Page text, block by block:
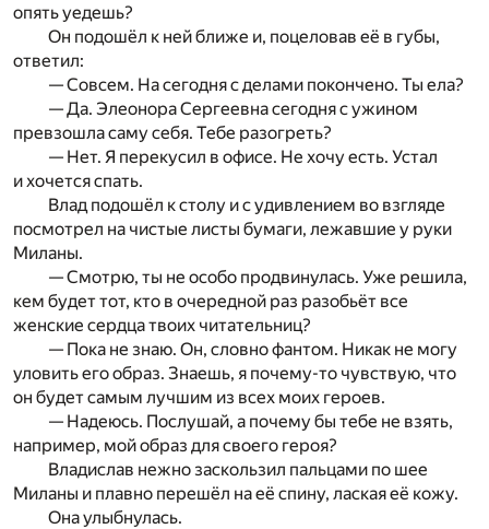
опять уедешь?
Он подошёл к ней ближе и, поцеловав её в губы,
ответил:
— Совсем. На сегодня с делами покончено. Ты ела?
— Да. Элеонора Сергеевна сегодня с ужином
превзошла саму себя. Тебе разогреть?
— Нет. Я перекусил в офисе. Не хочу есть. Устал
и хочется спать.
Влад подошёл к столу и с удивлением во взгляде
посмотрел на чистые листы бумаги, лежавшие у руки
Миланы.
— Смотрю, ты не особо продвинулась. Уже решила,
кем будет тот, кто в очередной раз разобьёт все
женские сердца твоих читательниц?
— Пока не знаю. Он, словно фантом. Никак не могу
уловить его образ. Знаешь, я почему-то чувствую, что
он будет самым лучшим из всех моих героев.
— Надеюсь. Послушай, а почему бы тебе не взять,
например, мой образ для своего героя?
Владислав нежно заскользил пальцами по шее
Миланы и плавно перешёл на её спину, лаская её кожу.
Она улыбнулась.